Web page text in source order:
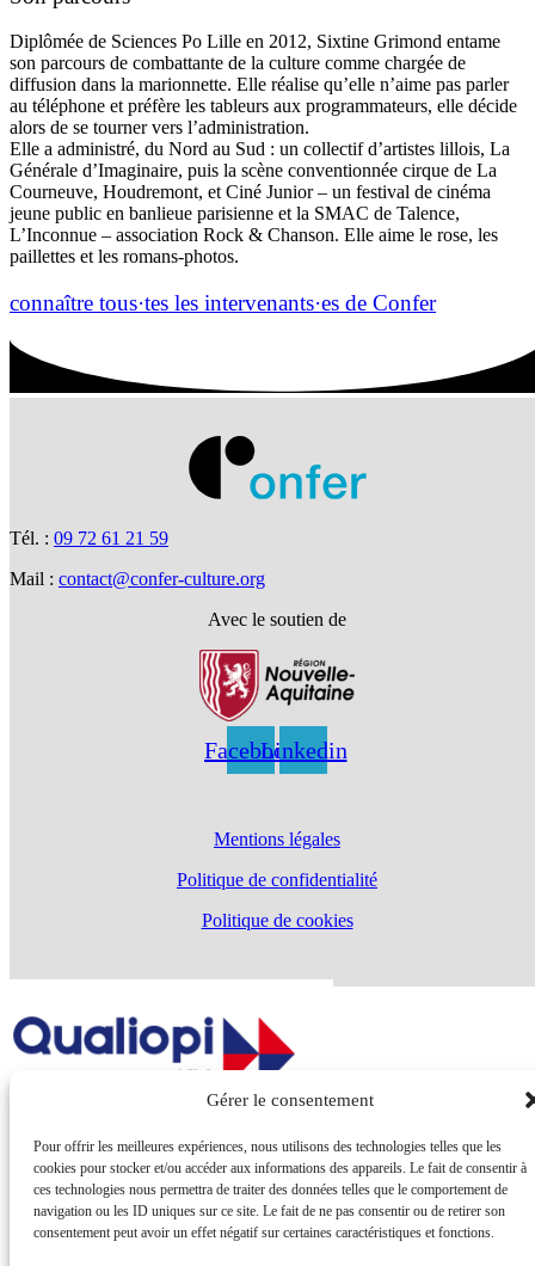
Gérer le consentement
Pour offrir les meilleures expériences, nous utilisons des technologies telles que les
cookies pour stocker et/ou accéder aux informations des appareils. Le fait de consentir à
ces technologies nous permettra de traiter des données telles que le comportement de
navigation ou les ID uniques sur ce site. Le fait de ne pas consentir ou de retirer son
consentement peut avoir un effet négatif sur certaines caractéristiques et fonctions.
Diplômée de Sciences Po Lille en 2012, Sixtine Grimond entame
son parcours de combattante de la culture comme chargée de
diffusion dans la marionnette. Elle réalise qu’elle n’aime pas parler
au téléphone et préfère les tableurs aux programmateurs, elle décide
alors de se tourner vers l’administration.
Elle a administré, du Nord au Sud : un collectif d’artistes lillois, La
Générale d’Imaginaire, puis la scène conventionnée cirque de La
Courneuve, Houdremont, et Ciné Junior – un festival de cinéma
jeune public en banlieue parisienne et la SMAC de Talence,
L’Inconnue – association Rock & Chanson. Elle aime le rose, les
paillettes et les romans-photos.
connaître tous·tes les intervenants·es de Confer
Tél. : 09 72 61 21 59
Mail : contact@confer-culture.org
Avec le soutien de
FacebookLinkedin
Mentions légales
Politique de confidentialité
Politique de cookies
Lacertification qualitéa été délivrée au titre de la catégorie Actions de
formation.
Cette certification est obligatoire à compter de janvier 2022 afin que les
formations dispensées par un organisme puissent bénéficier de financements